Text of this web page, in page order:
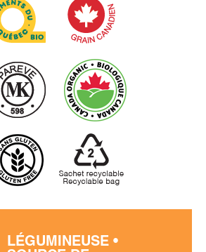
LÉGUMINEUSE •